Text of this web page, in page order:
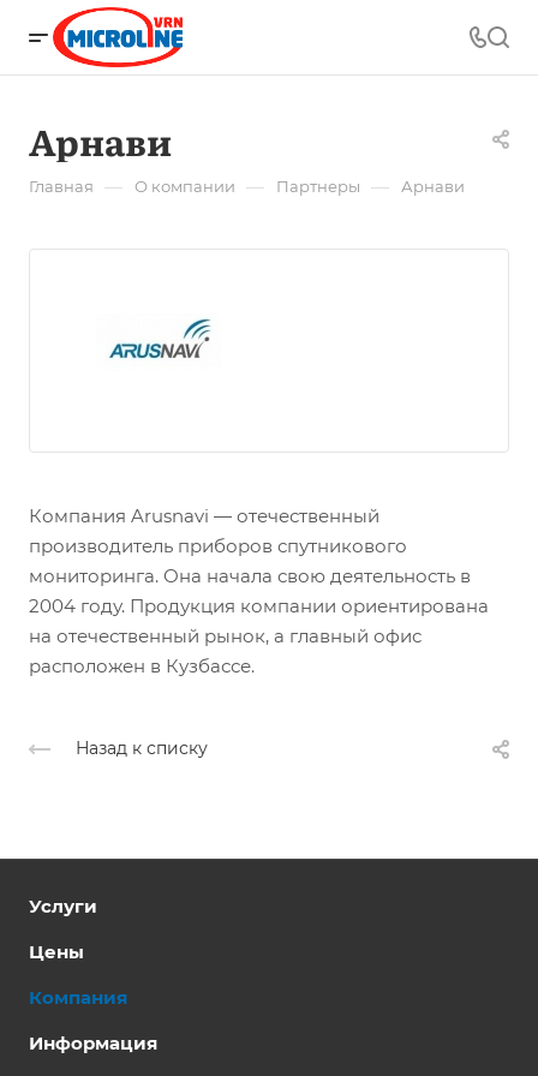
Арнави
Главная — О компании — Партнеры — Арнави
Компания Arusnavi — отечественный
производитель приборов спутникового
мониторинга. Она начала свою деятельность в
2004 году. Продукция компании ориентирована
на отечественный рынок, а главный офис
расположен в Кузбассе.
Назад к списку
Услуги
Цены
Компания
Информация